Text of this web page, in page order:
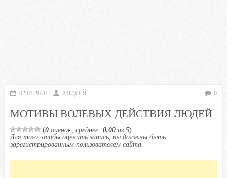
02.04.2020 АНДРЕЙ 0
МОТИВЫ ВОЛЕВЫХ ДЕЙСТВИЯ ЛЮДЕЙ
(0 оценок, среднее: 0,00 из 5)
Для того чтобы оценить запись, вы должны быть
зарегистрированным пользователем сайта.